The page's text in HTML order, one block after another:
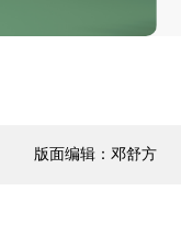
版面编辑：邓舒方